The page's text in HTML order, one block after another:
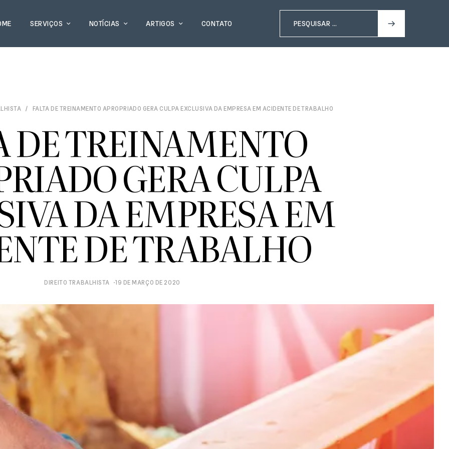
SERVIÇOS NOTÍCIAS ARTIGOS CONTATO
FALTA DE TREINAMENTO APROPRIADO GERA CULPA EXCLUSIVA DA EMPRESA EM ACIDENTE DE TRABALHO
DE TREINAMENTO
GERA CULPA
DA EMPRESA EM
DE TRABALHO
DIREITO TRABALHISTA 19 DE MARÇO DE 2020